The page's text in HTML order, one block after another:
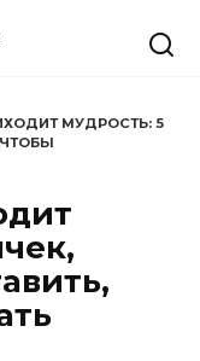
МУДРОСТЬ: 5